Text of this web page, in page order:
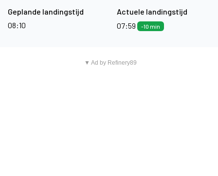
Geplande landingstijd
08:10
Actuele landingstijd
07:59
-10 min
▼ Ad by Refinery89